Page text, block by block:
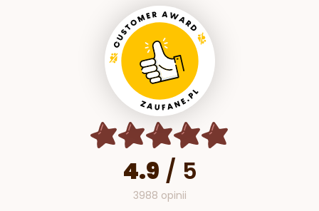
4.9 / 5
3988 opinii